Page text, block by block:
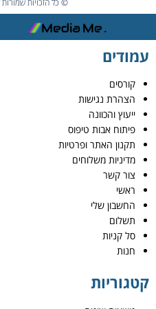
עמודים
קורסים
הצהרת נגישות
ייעוץ והכוונה
פיתוח אבות טיפוס
תקנון האתר ופרטיות
מדיניות משלוחים
צור קשר
ראשי
החשבון שלי
תשלום
סל קניות
חנות
קטגוריות